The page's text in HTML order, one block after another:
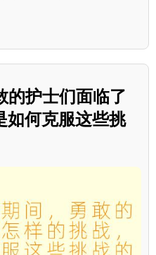
的护士们面临了
如何克服这些挑